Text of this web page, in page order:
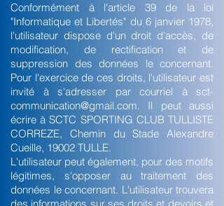
Conformément à l'article 39 de la loi
"Informatique et Libertés" du 6 janvier 1978,
l'utilisateur dispose d'un droit d'accès, de
modification, de rectification et de
suppression des données le concernant.
Pour l'exercice de ces droits, l'utilisateur est
invité à s'adresser par courriel à sct-
communication@gmail.com. Il peut aussi
écrire à SCTC SPORTING CLUB TULLISTE
CORREZE, Chemin du Stade Alexandre
Cueille, 19002 TULLE.
L'utilisateur peut également, pour des motifs
légitimes, s'opposer au traitement des
données le concernant. L'utilisateur trouvera